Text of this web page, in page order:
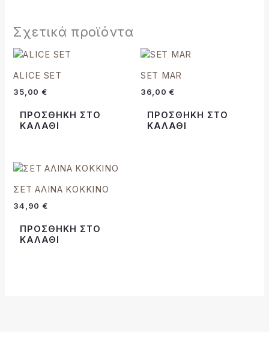
Σχετικά προϊόντα
ALICE SET
35,00 €
ΠΡΟΣΘΉΚΗ ΣΤΟ
ΚΑΛΆΘΙ
SET MAR
36,00 €
ΠΡΟΣΘΉΚΗ ΣΤΟ
ΚΑΛΆΘΙ
ΣΕΤ ΑΛΙΝΑ ΚΟΚΚΙΝΟ
34,90 €
ΠΡΟΣΘΉΚΗ ΣΤΟ
ΚΑΛΆΘΙ